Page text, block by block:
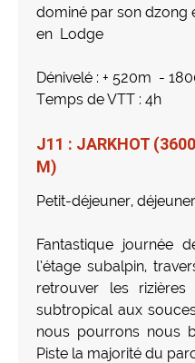
dominé par son dzong
en Lodge
Dénivelé : + 520m -
Temps de VTT : 4h
J11 : JARKHOT
M)
Petit-déjeuner,
Fantastique journée
l’étage subalpin,
retrouver les
subtropical aux
nous pourrons nous
Piste la majorité du